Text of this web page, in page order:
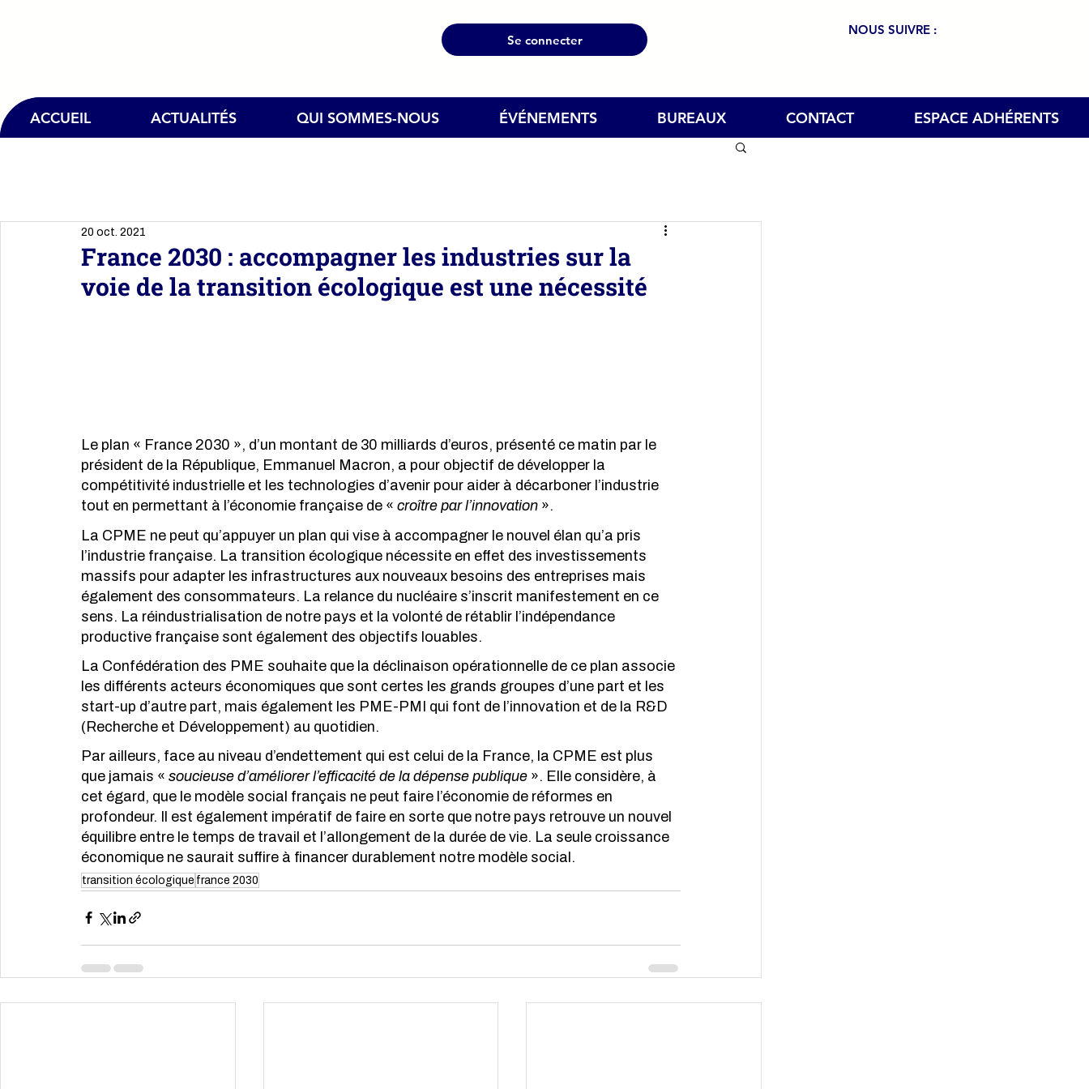
Se connecter
NOUS SUIVRE :
ACCUEIL ACTUALITÉS QUI SOMMES-NOUS ÉVÉNEMENTS BUREAUX CONTACT ESPACE ADHÉRENTS
France 2030 : accompagner les industries sur la
voie de la transition écologique est une nécessité
20 oct. 2021
Le plan « France 2030 », d’un montant de 30 milliards d’euros, présenté ce matin par le
président de la République, Emmanuel Macron, a pour objectif de développer la
compétitivité industrielle et les technologies d’avenir pour aider à décarboner l’industrie
tout en permettant à l’économie française de « croître par l’innovation ».
La CPME ne peut qu’appuyer un plan qui vise à accompagner le nouvel élan qu’a pris
l’industrie française. La transition écologique nécessite en effet des investissements
massifs pour adapter les infrastructures aux nouveaux besoins des entreprises mais
également des consommateurs. La relance du nucléaire s’inscrit manifestement en ce
sens. La réindustrialisation de notre pays et la volonté de rétablir l’indépendance
productive française sont également des objectifs louables.
La Confédération des PME souhaite que la déclinaison opérationnelle de ce plan associe
les différents acteurs économiques que sont certes les grands groupes d’une part et les
start-up d’autre part, mais également les PME-PMI qui font de l’innovation et de la R&D
(Recherche et Développement) au quotidien.
Par ailleurs, face au niveau d’endettement qui est celui de la France, la CPME est plus
que jamais « soucieuse d’améliorer l’efficacité de la dépense publique ». Elle considère, à
cet égard, que le modèle social français ne peut faire l’économie de réformes en
profondeur. Il est également impératif de faire en sorte que notre pays retrouve un nouvel
équilibre entre le temps de travail et l’allongement de la durée de vie. La seule croissance
économique ne saurait suffire à financer durablement notre modèle social.
transition écologique france 2030